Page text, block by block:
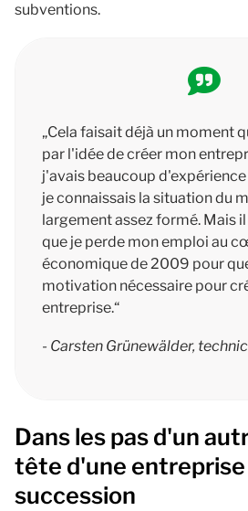
subventions.
„Cela faisait déjà un moment
par l'idée de créer mon
j'avais beaucoup
je connaissais la situation du
largement assez formé. Mais
que je perde mon emploi au
économique de 2009 pour
motivation nécessaire pour
entreprise.“
- Carsten Grünewälder,
Dans les pas d'un
tête d'une entreprise
succession